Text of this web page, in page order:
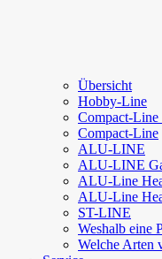
Übersicht
Hobby-Line
Compact-
Compact-Line
ALU-LINE
ALU-LINE
ALU-Line
ALU-Line
ST-LINE
Weshalb eine
Welche Arten